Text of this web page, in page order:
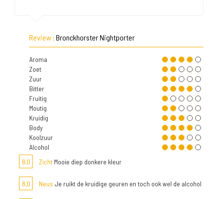
Review : Bronckhorster Nightporter
Aroma
Zoet
Zuur
Bitter
Fruitig
Moutig
Kruidig
Body
Koolzuur
Alcohol
8,0
Zicht Mooie diep donkere kleur
8,0 Neus Je ruikt de kruidige geuren en toch ook wel de alcohol